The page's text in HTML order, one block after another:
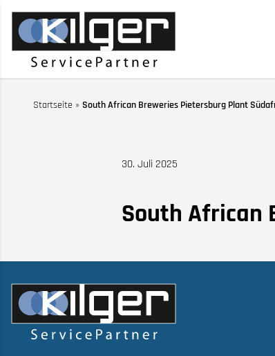
Startseite » South African Breweries Pietersburg Plant
30. Juli 2025
South African